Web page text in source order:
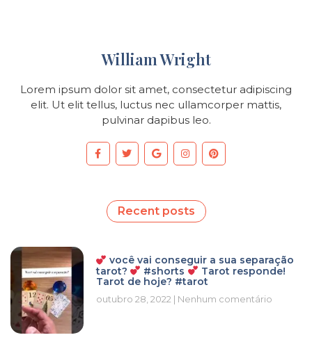
William Wright
Lorem ipsum dolor sit amet, consectetur adipiscing
elit. Ut elit tellus, luctus nec ullamcorper mattis,
pulvinar dapibus leo.
Recent posts
você vai conseguir a sua separação
tarot?
#shorts
Tarot responde!
Tarot de hoje? #tarot
outubro 28, 2022 Nenhum comentário